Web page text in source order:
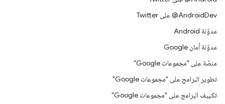
‎@AndroidDev على Twitter
مدوّنة Android
مدوّنة أمان Google
منصّة على "مجموعات Google"
تطوير البرامج على "مجموعات Google"
تكييف البرامج على "مجموعات Google"